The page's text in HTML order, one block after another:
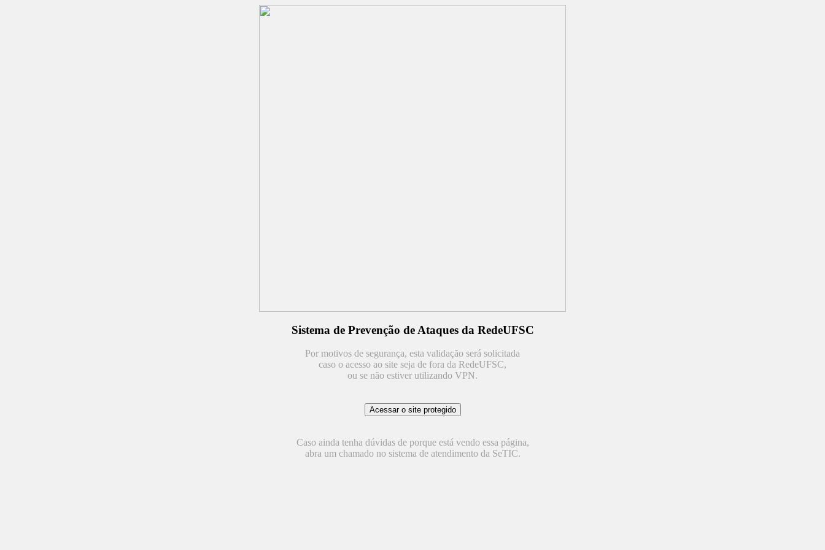
Sistema de Prevenção de Ataques da RedeUFSC
Por motivos de segurança, esta validação será solicitada
caso o acesso ao site seja de fora da RedeUFSC,
ou se não estiver utilizando VPN.
Caso ainda tenha dúvidas de porque está vendo essa página,
abra um chamado no sistema de atendimento da SeTIC.